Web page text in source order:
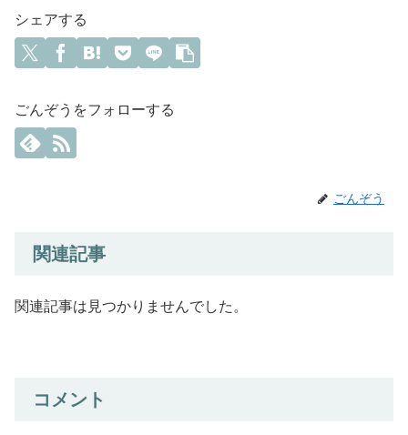
シェアする
ごんぞうをフォローする
ごんぞう
関連記事
関連記事は見つかりませんでした。
コメント